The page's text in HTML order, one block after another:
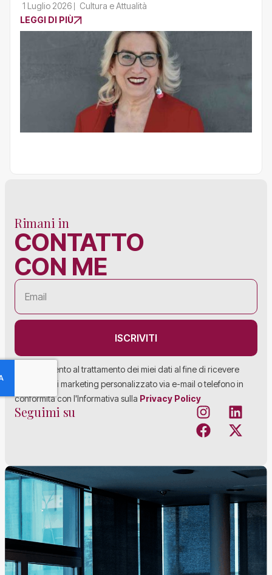
1 Luglio 2026
Cultura e Attualità
LEGGI DI PIÙ
Rimani in
CONTATTO
CON ME
Acconsento al trattamento dei miei dati al fine di ricevere
materiale di marketing personalizzato via e-mail o telefono in
conformità con l'Informativa sulla Privacy Policy
ISCRIVITI
Seguimi su